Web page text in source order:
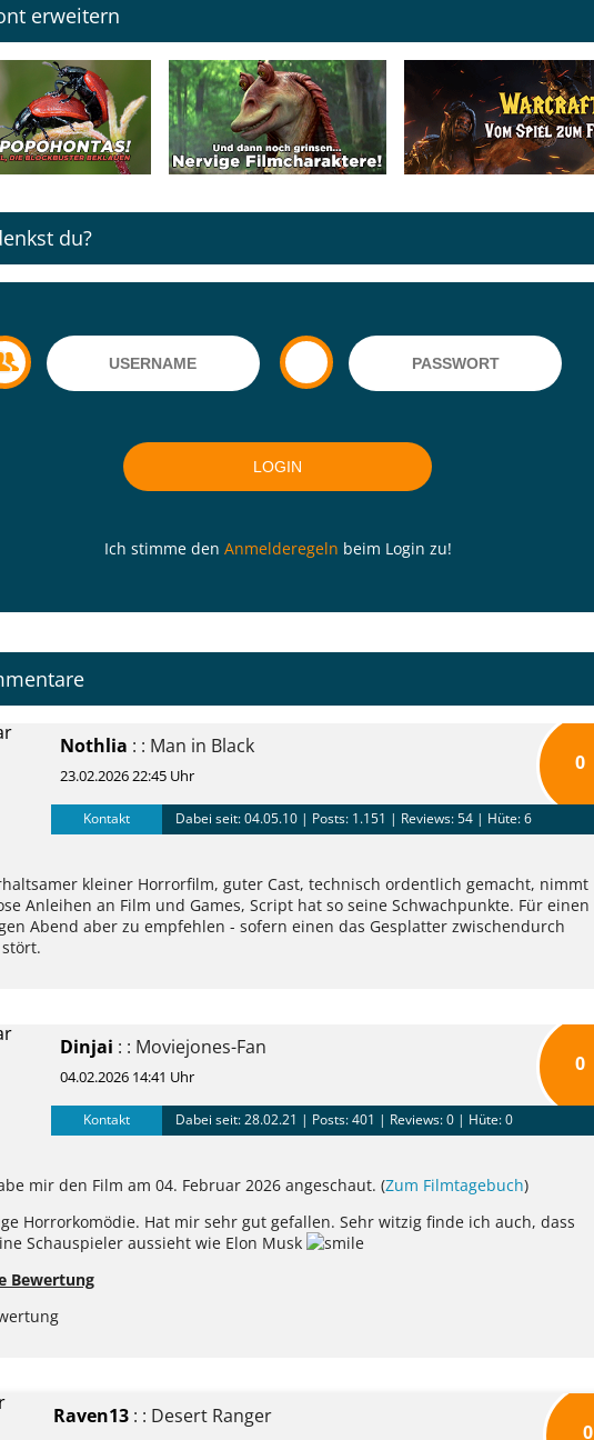
erweitern
du?
Ich stimme den Anmelderegeln beim Login zu!
Nothlia : : Man in Black
23.02.2026 22:45 Uhr
0
Kontakt Dabei seit: 04.05.10 | Posts: 1.151 | Reviews: 54 | Hüte: 6
kleiner Horrorfilm, guter Cast, technisch ordentlich gemacht, nimmt
Anleihen an Film und Games, Script hat so seine Schwachpunkte. Für einen
Abend aber zu empfehlen - sofern einen das Gesplatter zwischendurch
Dinjai : : Moviejones-Fan
04.02.2026 14:41 Uhr
0
Kontakt Dabei seit: 28.02.21 | Posts: 401 | Reviews: 0 | Hüte: 0
mir den Film am 04. Februar 2026 angeschaut. (Zum Filmtagebuch)
Horrorkomödie. Hat mir sehr gut gefallen. Sehr witzig finde ich auch, dass
Schauspieler aussieht wie Elon Musk
Bewertung
Raven13 : : Desert Ranger
0